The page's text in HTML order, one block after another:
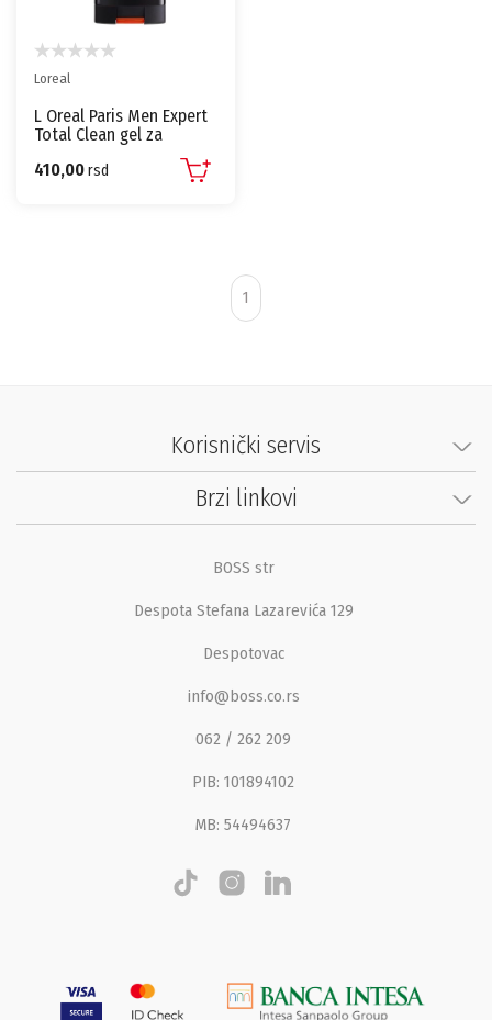
Loreal
L Oreal Paris Men Expert
Total Clean gel za
410,00rsd
1
Korisnički servis
Brzi linkovi
BOSS str
Despota Stefana Lazarevića 129
Despotovac
info@boss.co.rs
062 / 262 209
PIB: 101894102
MB: 54494637